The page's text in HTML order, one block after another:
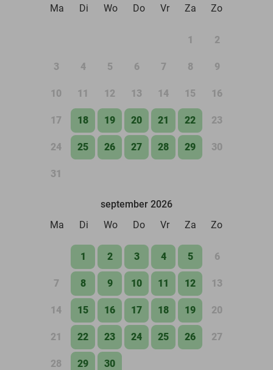
Ma Di Wo Do Vr Za Zo
1 2
3 4 5 6 7 8 9
10 11 12 13 14 15 16
17 18 19 20 21 22 23
24 25 26 27 28 29 30
31
september 2026
Ma
Di Wo Do Vr Za Zo
1 2 3 4 5 6
7 8 9 10 11 12 13
14 15 16 17 18 19 20
21 22 23 24 25 26 27
28 29 30